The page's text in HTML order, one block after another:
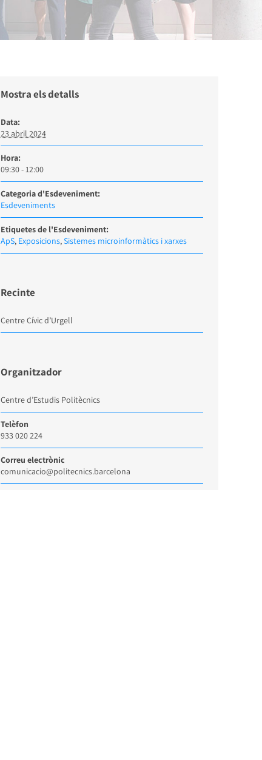
Mostra els detalls
Data:
23 abril 2024
Hora:
09:30 - 12:00
Categoria d'Esdeveniment:
Esdeveniments
Etiquetes de l'Esdeveniment:
ApS, Exposicions,Sistemes microinformàtics i xarxes
Recinte
Centre Cívic d’Urgell
Organitzador
Centre d’Estudis Politècnics
Telèfon
933 020 224
Correu electrònic
comunicacio@politecnics.barcelona